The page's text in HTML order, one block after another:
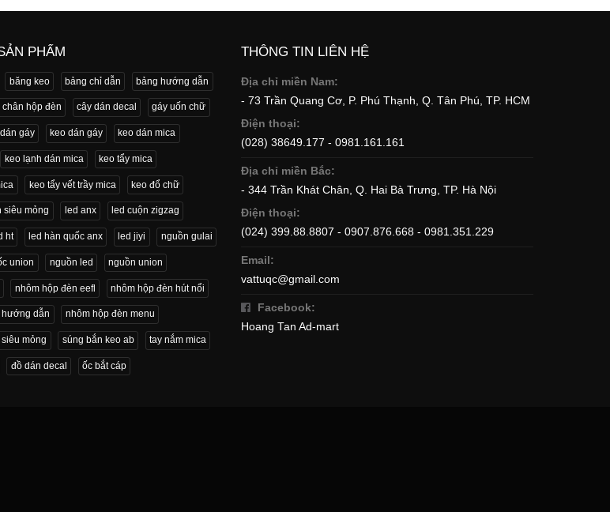
PHẨM
băng keo bảng chỉ dẫn bảng hướng dẫn
chân hộp đèn cây dán decal gáy uốn chữ
gáy keo dán gáy keo dán mica
keo lạnh dán mica keo tẩy mica
keo tẩy vết trầy mica keo đổ chữ
siêu mỏng led anx led cuộn zigzag
ht led hàn quốc anx led jiyi nguồn gulai
union nguồn led nguồn union
nhôm hộp đèn eefl nhôm hộp đèn hút nổi
hướng dẫn nhôm hộp đèn menu
mỏng súng bắn keo ab tay nắm mica
đồ dán decal ốc bắt cáp
THÔNG TIN LIÊN HỆ
Địa chỉ miền Nam:
- 73 Trần Quang Cơ, P. Phú Thạnh, Q. Tân Phú, TP. HCM
Điện thoại:
(028) 38649.177 - 0981.161.161
Địa chỉ miền Bắc:
- 344 Trần Khát Chân, Q. Hai Bà Trưng, TP. Hà Nội
Điện thoại:
(024) 399.88.8807 - 0907.876.668 - 0981.351.229
Email:
vattuqc@gmail.com
Facebook:
Hoang Tan Ad-mart